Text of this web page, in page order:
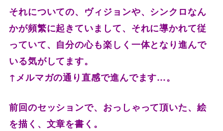
それについての、ヴィジョンや、 シンクロなん
かが頻繁に起きていまして、 それに導かれて従
っていて、 自分の心も楽しく一体となり進んで
いる気がしてます。
↑メルマガの通り直感で進んでます…。
前回のセッションで、おっしゃって頂いた、絵
を描く、 文章を書く。